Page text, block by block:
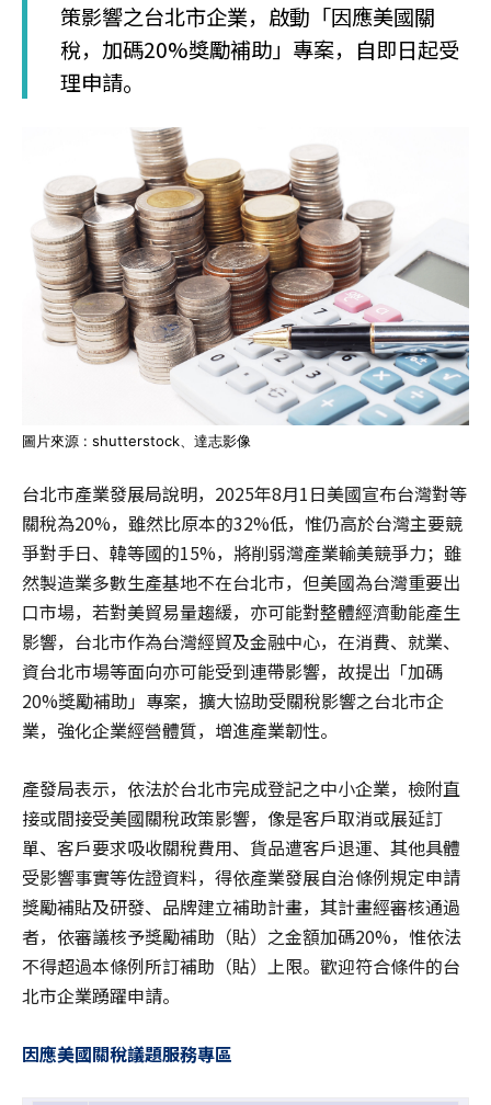
策影響之台北市企業，啟動「因應美國關
稅，加碼20%獎勵補助」專案，自即日起受
理申請。
圖片來源 : shutterstock、達志影像
台北市產業發展局說明，2025年8月1日美國宣布台灣對等
關稅為20%，雖然比原本的32%低，惟仍高於台灣主要競
爭對手日、韓等國的15%，將削弱灣產業輸美競爭力；雖
然製造業多數生產基地不在台北市，但美國為台灣重要出
口市場，若對美貿易量趨緩，亦可能對整體經濟動能產生
影響，台北市作為台灣經貿及金融中心，在消費、就業、
資台北市場等面向亦可能受到連帶影響，故提出「加碼
20%獎勵補助」專案，擴大協助受關稅影響之台北市企
業，強化企業經營體質，增進產業韌性。
產發局表示，依法於台北市完成登記之中小企業，檢附直
接或間接受美國關稅政策影響，像是客戶取消或展延訂
單、客戶要求吸收關稅費用、貨品遭客戶退運、其他具體
受影響事實等佐證資料，得依產業發展自治條例規定申請
獎勵補貼及研發、品牌建立補助計畫，其計畫經審核通過
者，依審議核予獎勵補助（貼）之金額加碼20%，惟依法
不得超過本條例所訂補助（貼）上限。歡迎符合條件的台
北市企業踴躍申請。
因應美國關稅議題服務專區